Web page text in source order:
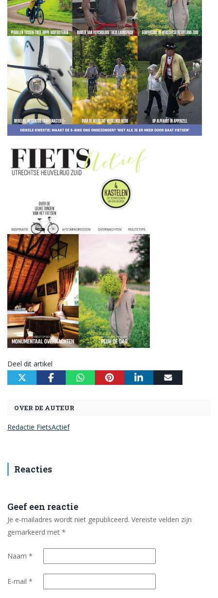
Deel dit artikel
OVER DE AUTEUR
Redactie FietsActief
Reacties
Geef een reactie
Je e-mailadres wordt niet gepubliceerd. Vereiste velden zijn
gemarkeerd met *
Naam *
E-mail *